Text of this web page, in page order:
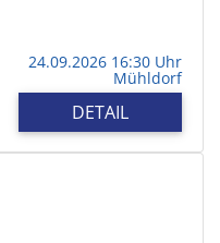
24.09.2026 16:30 Uhr
Mühldorf
DETAIL